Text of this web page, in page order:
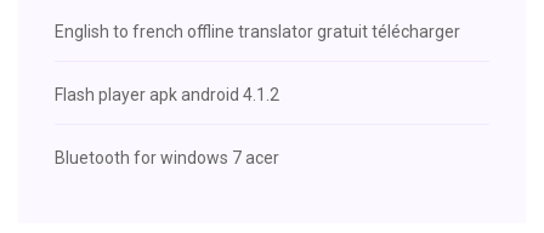
English to french offline translator gratuit télécharger
Flash player apk android 4.1.2
Bluetooth for windows 7 acer